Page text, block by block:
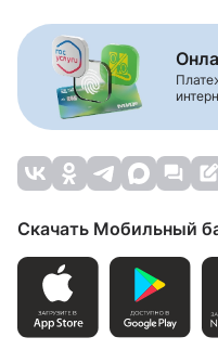
Скачать Мобильный